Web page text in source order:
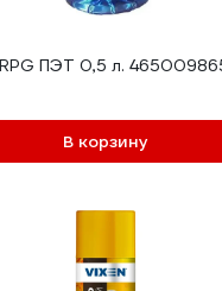
ПЭТ 0,5 л.
В корзину